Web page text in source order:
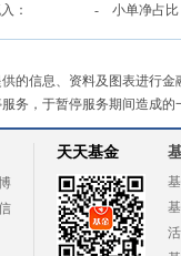
：
- 小单净占比
的信息、资料及图表进行
，于暂停服务期间造成的
天天基金